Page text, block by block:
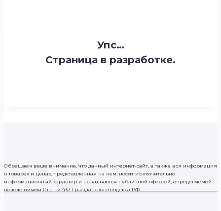
Упс…
Страница в разработке.
Обращаем ваше внимание, что данный интернет-сайт, а также вся информация
о товарах и ценах, представленная на нем, носят исключительно
информационный характер и не являются публичной офертой, определяемой
положениями Статьи 437 Гражданского кодекса РФ.